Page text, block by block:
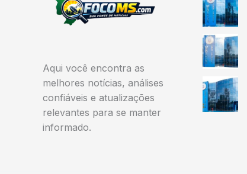
Aqui você encontra as
melhores notícias, análises
confiáveis e atualizações
relevantes para se manter
informado.